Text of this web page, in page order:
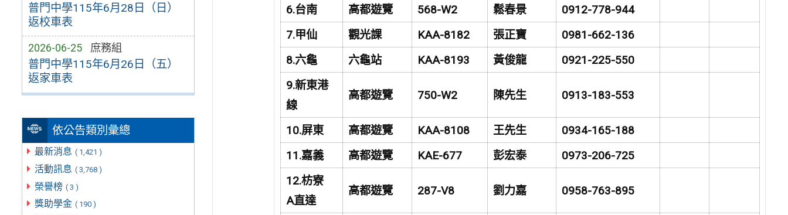
普門中學115年6月28日（日）
返校車表
2026-06-25 庶務組
普門中學115年6月26日（五）
返家車表
依公告類別彙總
最新消息 ( 1,421 )
活動訊息 ( 3,768 )
榮譽榜 ( 3 )
獎助學金 ( 190 )
6.台南 高都遊覽 568-W2 鬆春景
0912-778-944
7.甲仙 觀光課 KAA-8182 張正寶
0981-662-136
8.六龜 六龜站 KAA-8193 黃俊龍
0921-225-550
9.新東港
線
高都遊覽 750-W2 陳先生 0913-183-553
10.屏東 高都遊覽 KAA-8108 王先生
0934-165-188
11.嘉義 高都遊覽 KAE-677 彭宏泰
0973-206-725
12.枋寮
A直達
高都遊覽 287-V8 劉力嘉 0958-763-895